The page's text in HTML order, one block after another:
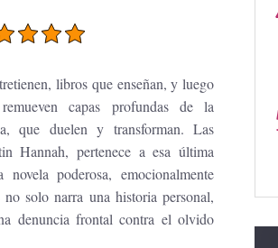
libros que enseñan, y luego
capas profundas de la
que duelen y transforman. Las
Hannah, pertenece a esa última
novela poderosa, emocionalmente
no solo narra una historia personal,
denuncia frontal contra el olvido